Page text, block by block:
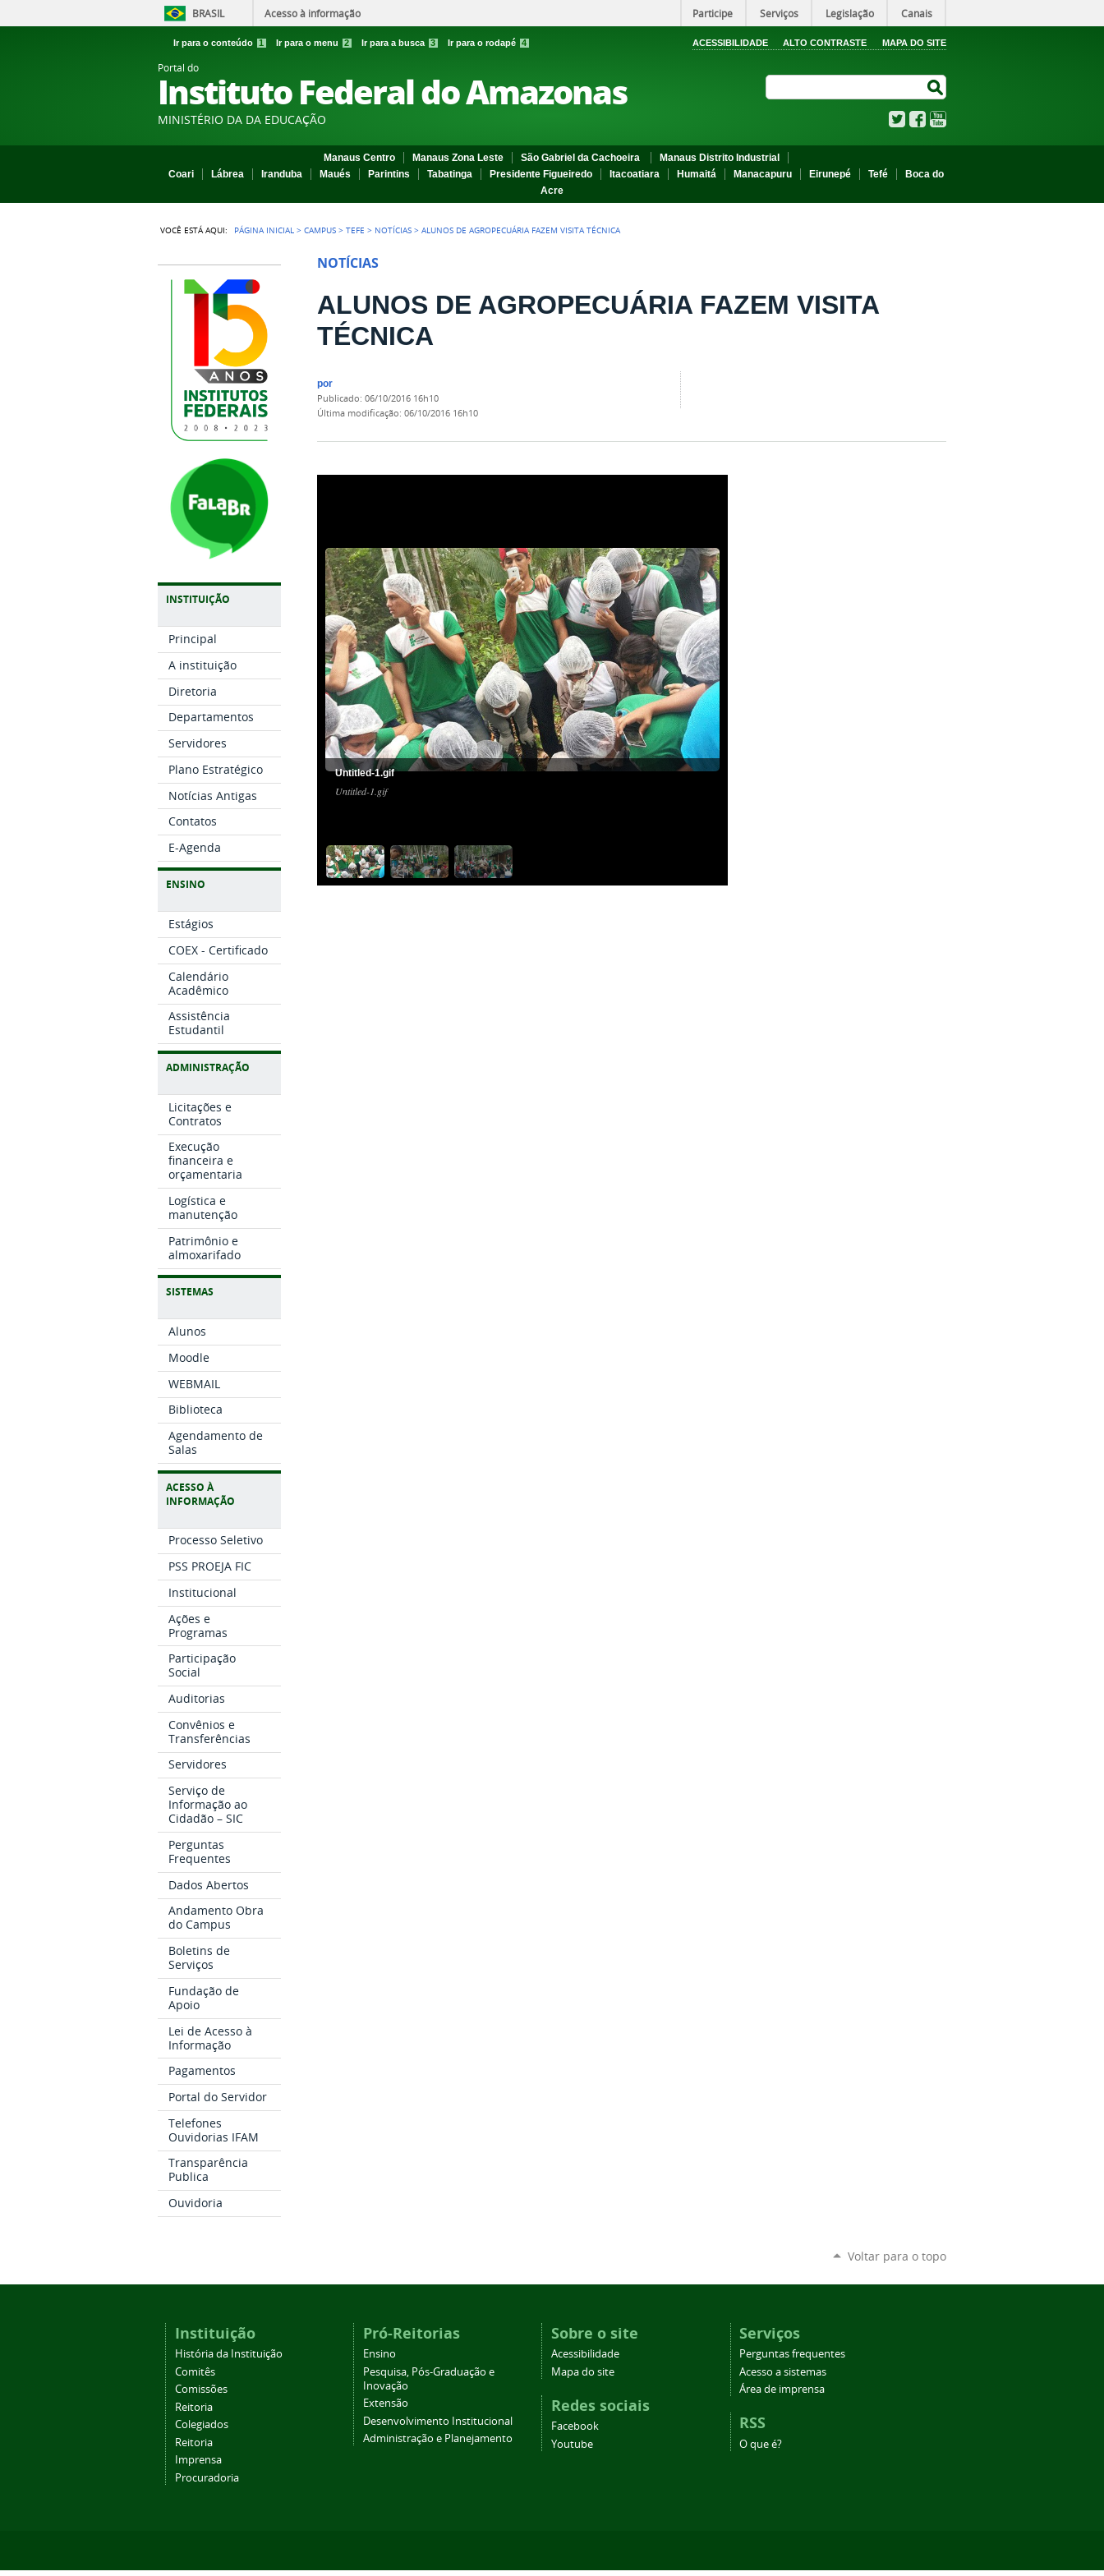
BRASIL Acesso à informação Participe Serviços Legislação Canais
Ir para o conteúdo 1 Ir para o menu 2 Ir para a busca 3 Ir para o rodapé 4 ACESSIBILIDADE ALTO CONTRASTE MAPA DO SITE
Portal do
Instituto Federal do Amazonas
MINISTÉRIO DA DA EDUCAÇÃO TwitterFacebook
Manaus Centro Manaus Zona Leste São Gabriel da Cachoeira
Manaus Distrito Industrial
Coari
Lábrea Iranduba Maués Parintins Tabatinga Presidente Figueiredo Itacoatiara Humaitá Manacapuru Eirunepé Tefé
Boca do
Acre
VOCÊ ESTÁ AQUI: PÁGINA INICIAL >CAMPUS >TEFE > NOTÍCIAS >ALUNOS DE AGROPECUÁRIA FAZEM VISITA TÉCNICA
INSTITUIÇÃO
Principal
A instituição
Diretoria
Departamentos
Servidores
Plano Estratégico
Notícias Antigas
Contatos
E-Agenda
ENSINO
Estágios
COEX - Certificado
Calendário
Acadêmico
Assistência
Estudantil
ADMINISTRAÇÃO
Licitações e
Contratos
Execução
financeira e
orçamentaria
Logística e
manutenção
Patrimônio e
almoxarifado
SISTEMAS
Alunos
Moodle
WEBMAIL
Biblioteca
Agendamento de
Salas
ACESSO À
INFORMAÇÃO
Processo Seletivo
PSS PROEJA FIC
Institucional
Ações e
Programas
Participação
Social
Auditorias
Convênios e
Transferências
Servidores
Serviço de
Informação ao
Cidadão – SIC
Perguntas
Frequentes
Dados Abertos
Andamento Obra
do Campus
Boletins de
Serviços
Fundação de
Apoio
Lei de Acesso à
Informação
Pagamentos
Portal do Servidor
Telefones
Ouvidorias IFAM
Transparência
Publica
Ouvidoria
NOTÍCIAS
ALUNOS DE AGROPECUÁRIA FAZEM VISITA
TÉCNICA
por
publicado:06/10/2016 16h10
última modificação:06/10/2016 16h10
Untitled-1.gif
Untitled-1.gif
Voltar para o topo
Instituição
História da Instituição
Comitês
Comissões
Reitoria
Colegiados
Reitoria
Imprensa
Procuradoria
Pró-Reitorias
Ensino
Pesquisa, Pós-Graduação e
Inovação
Extensão
Desenvolvimento Institucional
Administração e Planejamento
Sobre o site
Acessibilidade
Mapa do site
Redes sociais
Facebook
Youtube
Serviços
Perguntas frequentes
Acesso a sistemas
Área de imprensa
RSS
O que é?